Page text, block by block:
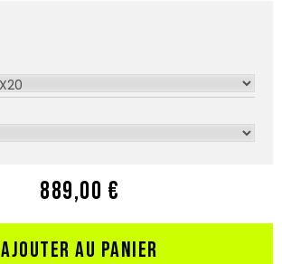
889,00 €
AJOUTER AU PANIER